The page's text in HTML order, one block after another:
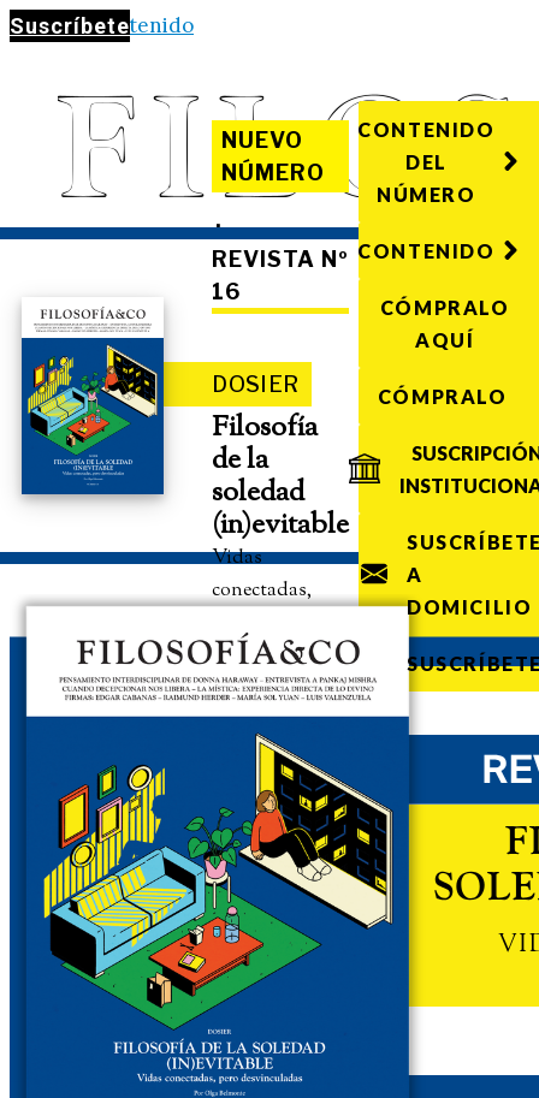
Suscríbete
Saltar al contenido
NUEVO
NÚMERO
·
REVISTA Nº
16
DOSIER
Filosofía
de la
soledad
(in)evitable
Vidas
conectadas,
desvinculadas
CONTENIDO
DEL
NÚMERO
CONTENIDO
CÓMPRALO
AQUÍ
CÓMPRALO
A
DOMICILIO